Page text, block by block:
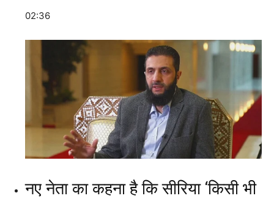
02:36
नए नेता का कहना है कि सीरिया ‘किसी भी